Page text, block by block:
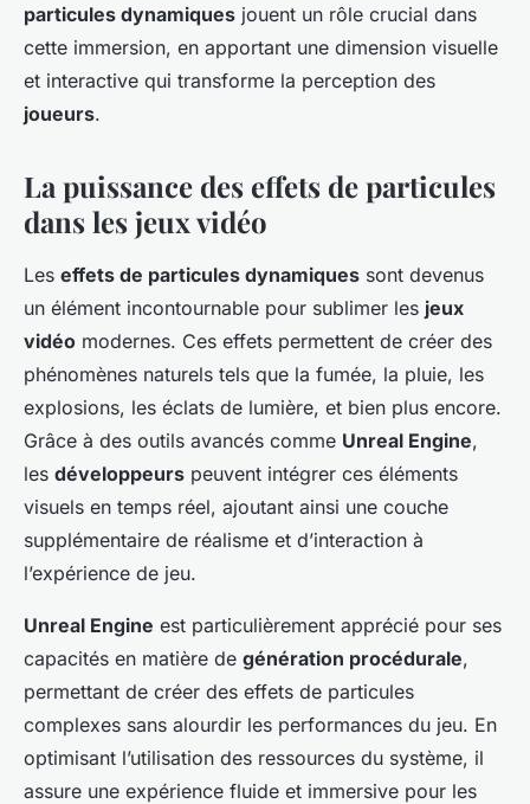
particules dynamiques jouent un rôle crucial dans
cette immersion, en apportant une dimension visuelle
et interactive qui transforme la perception des
joueurs.
La puissance des effets de particules
dans les jeux vidéo
Les effets de particules dynamiques sont devenus
un élément incontournable pour sublimer les jeux
vidéo modernes. Ces effets permettent de créer des
phénomènes naturels tels que la fumée, la pluie, les
explosions, les éclats de lumière, et bien plus encore.
Grâce à des outils avancés comme Unreal Engine,
les développeurs peuvent intégrer ces éléments
visuels en temps réel, ajoutant ainsi une couche
supplémentaire de réalisme et d’interaction à
l’expérience de jeu.
Unreal Engine est particulièrement apprécié pour ses
capacités en matière de génération procédurale,
permettant de créer des effets de particules
complexes sans alourdir les performances du jeu. En
optimisant l’utilisation des ressources du système, il
assure une expérience fluide et immersive pour les